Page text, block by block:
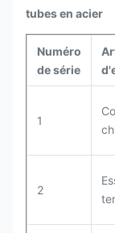
tubes en acier
Numéro
de série
1
2